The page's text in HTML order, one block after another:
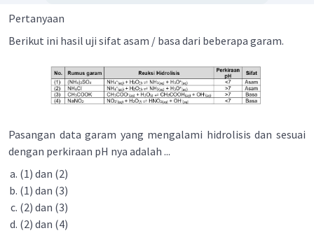
Pertanyaan
Berikut ini hasil uji sifat asam / basa dari beberapa garam.
Pasangan data garam yang mengalami hidrolisis dan sesuai
dengan perkiraan pH nya adalah ...
(1) dan (2)
(1) dan (3)
(2) dan (3)
(2) dan (4)